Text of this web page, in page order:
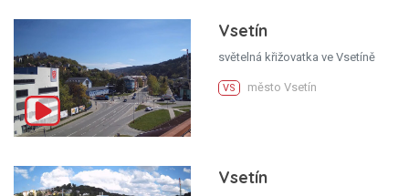
Vsetín
světelná křižovatka ve Vsetíně
VS město Vsetín
Vsetín